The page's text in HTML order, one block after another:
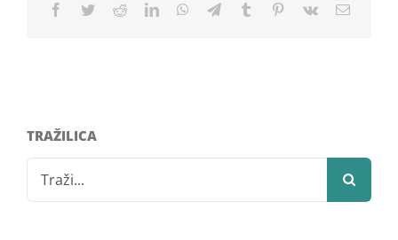
Facebook
TwitterRedditLinkedInWhatsApp
TelegramTumblr Pinterest
Vk Email
TRAŽILICA
Search
for: